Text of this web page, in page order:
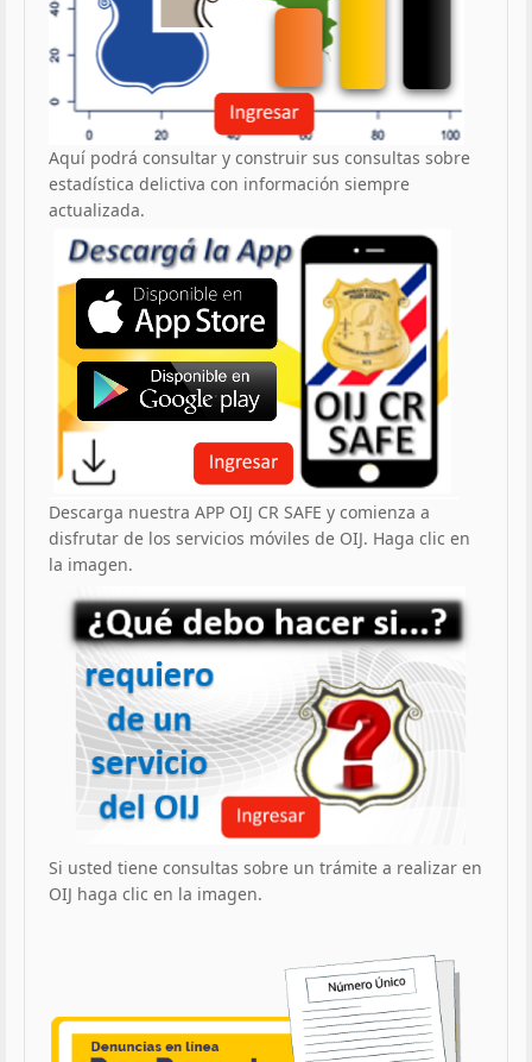
Aquí podrá consultar y construir sus consultas sobre
estadística delictiva con información siempre
actualizada.
Descarga nuestra APP OIJ CR SAFE y comienza a
disfrutar de los servicios móviles de OIJ. Haga clic en
la imagen.
Si usted tiene consultas sobre un trámite a realizar en
OIJ haga clic en la imagen.